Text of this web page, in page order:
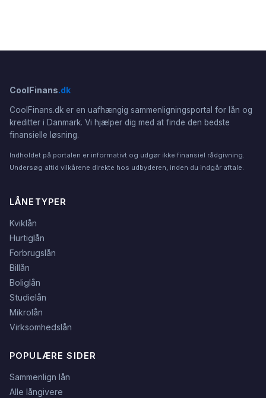
CoolFinans.dk
CoolFinans.dk er en uafhængig sammenligningsportal for lån og
kreditter i Danmark. Vi hjælper dig med at finde den bedste
finansielle løsning.
Indholdet på portalen er informativt og udgør ikke finansiel rådgivning.
Undersøg altid vilkårene direkte hos udbyderen, inden du indgår aftale.
LÅNETYPER
Kviklån
Hurtiglån
Forbrugslån
Billån
Boliglån
Studielån
Mikrolån
Virksomhedslån
POPULÆRE SIDER
Sammenlign lån
Alle långivere